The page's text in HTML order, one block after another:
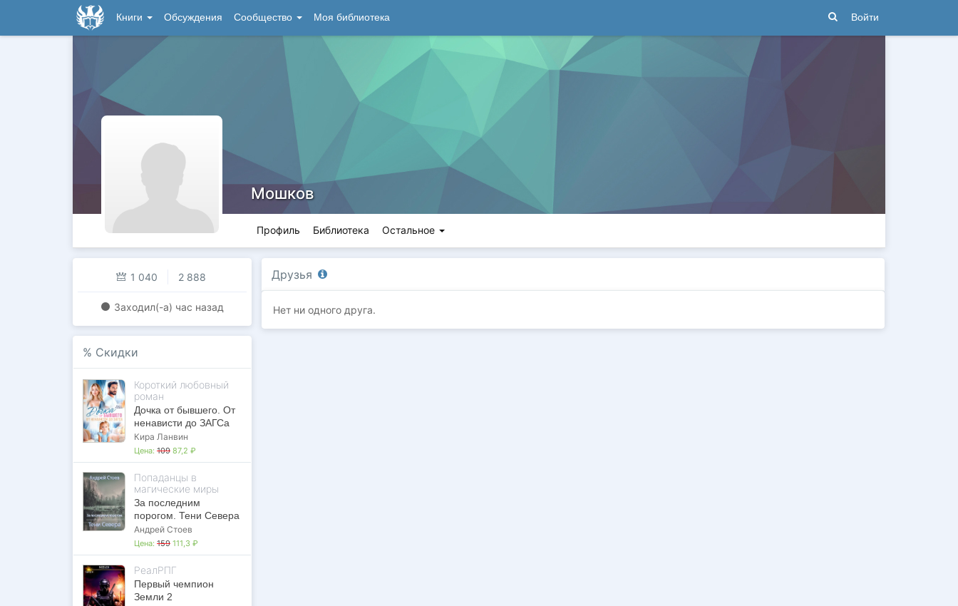
Книги Обсуждения Сообщество Моя библиотека Войти
Мошков
Профиль Библиотека Остальное
1 040 2 888
Заходил(-a) час назад
% Скидки
Короткий любовный
роман
Дочка от бывшего. От
ненависти до ЗАГСа
Кира Ланвин
Цена: 109 87,2 ₽
Попаданцы в
магические миры
За последним
порогом. Тени Севера
Андрей Стоев
Цена: 159 111,3 ₽
РеалРПГ
Первый чемпион
Земли 2
Друзья
Нет ни одного друга.